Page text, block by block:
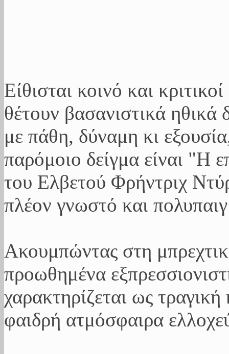
Είθισται κοινό και
θέτουν βασανιστικά
με πάθη, δύναμη κι
παρόμοιο δείγμα είναι "Η
του Ελβετού Φρήντριχ
πλέον γνωστό και
Ακουμπώντας στη
προωθημένα
χαρακτηρίζεται ως
φαιδρή ατμόσφαιρα